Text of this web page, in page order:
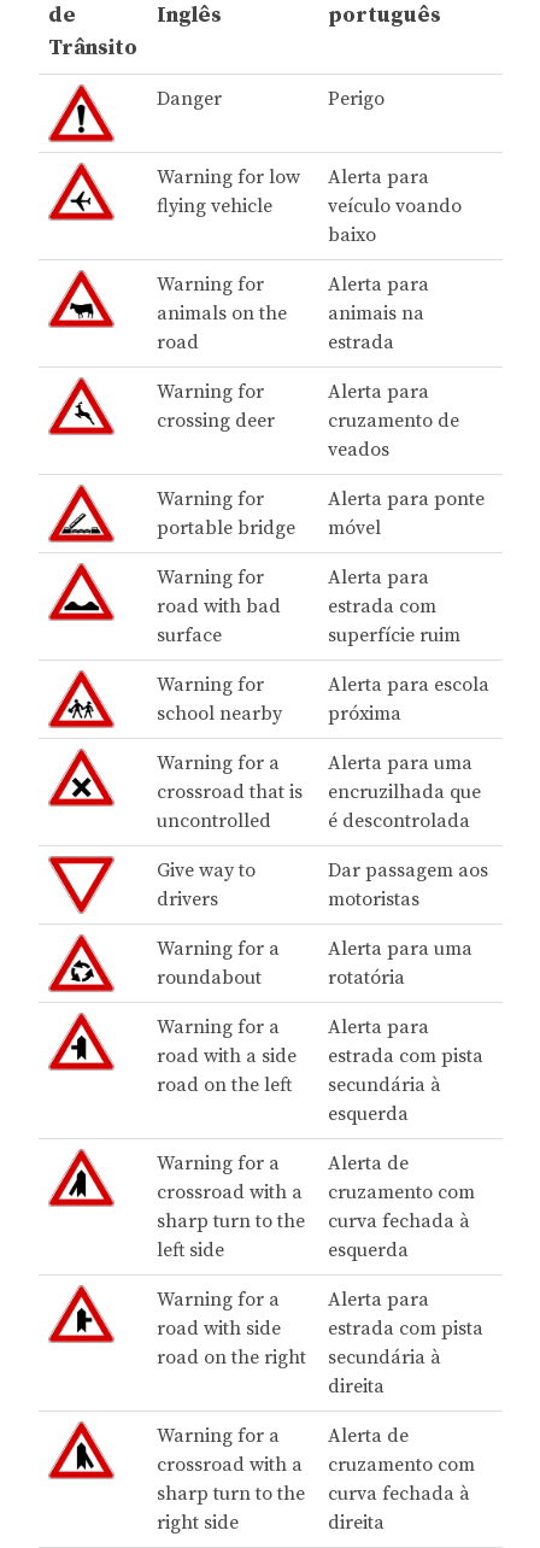
de
Trânsito
Inglês
português
Danger Perigo
Warning for low
flying vehicle
Alerta para
veículo voando
baixo
Warning for
animals on the
road
Alerta para
animais na
estrada
Warning for
crossing deer
Alerta para
cruzamento de
veados
Warning for
portable bridge
Alerta para ponte
móvel
Warning for
road with bad
surface
Alerta para
estrada com
superfície ruim
Warning for
school nearby
Alerta para escola
próxima
Warning for a
crossroad that is
uncontrolled
Alerta para uma
encruzilhada que
é descontrolada
Give way to
drivers
Dar passagem aos
motoristas
Warning for a
roundabout
Alerta para uma
rotatória
Warning for a
road with a side
road on the left
Alerta para
estrada com pista
secundária à
esquerda
Warning for a
crossroad with a
sharp turn to the
left side
Alerta de
cruzamento com
curva fechada à
esquerda
Warning for a
road with side
road on the right
Alerta para
estrada com pista
secundária à
direita
Warning for a
crossroad with a
sharp turn to the
right side
Alerta de
cruzamento com
curva fechada à
direita